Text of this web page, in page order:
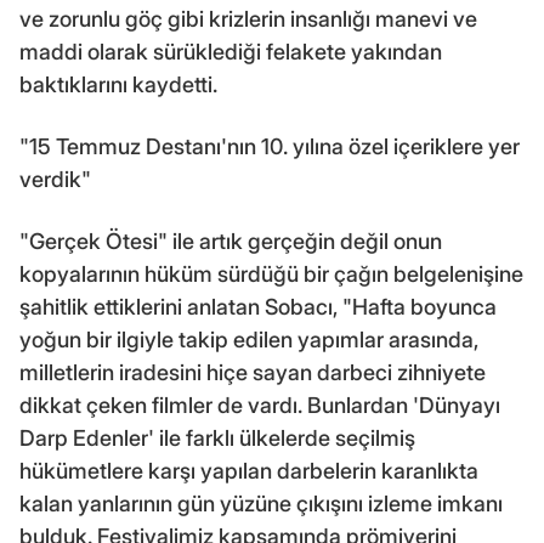
ve zorunlu göç gibi krizlerin insanlığı manevi ve
maddi olarak sürüklediği felakete yakından
baktıklarını kaydetti.
"15 Temmuz Destanı'nın 10. yılına özel içeriklere yer
verdik"
"Gerçek Ötesi" ile artık gerçeğin değil onun
kopyalarının hüküm sürdüğü bir çağın belgelenişine
şahitlik ettiklerini anlatan Sobacı, "Hafta boyunca
yoğun bir ilgiyle takip edilen yapımlar arasında,
milletlerin iradesini hiçe sayan darbeci zihniyete
dikkat çeken filmler de vardı. Bunlardan 'Dünyayı
Darp Edenler' ile farklı ülkelerde seçilmiş
hükümetlere karşı yapılan darbelerin karanlıkta
kalan yanlarının gün yüzüne çıkışını izleme imkanı
bulduk. Festivalimiz kapsamında prömiyerini